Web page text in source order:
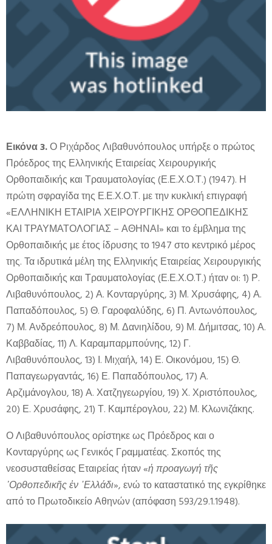
Εικόνα 3.Ο Ριχάρδος Λιβαθυνόπουλος υπήρξε ο πρώτος
Πρόεδρος της Ελληνικής Εταιρείας Χειρουργικής
Ορθοπαιδικής και Τραυματολογίας (Ε.Ε.Χ.Ο.Τ.) (1947). Η
πρώτη σφραγίδα της Ε.Ε.Χ.Ο.Τ. με την κυκλική επιγραφή
«ΕΛΛΗΝΙΚΗ ΕΤΑΙΡΙΑ ΧΕΙΡΟΥΡΓΙΚΗΣ ΟΡΘΟΠΕΔΙΚΗΣ
ΚΑΙ ΤΡΑΥΜΑΤΟΛΟΓΙΑΣ – ΑΘΗΝΑΙ» και το έμβλημα της
Ορθοπαιδικής με έτος ίδρυσης το 1947 στο κεντρικό μέρος
της. Τα ιδρυτικά μέλη της Ελληνικής Εταιρείας Χειρουργικής
Ορθοπαιδικής και Τραυματολογίας (Ε.Ε.Χ.Ο.Τ.) ήταν οι: 1) Ρ.
Λιβαθυνόπουλος, 2) Α. Κονταργύρης, 3) Μ. Χρυσάφης, 4) Α.
Παπαδόπουλος, 5) Θ. Γαροφαλύδης, 6) Π. Αντωνόπουλος,
7) Μ. Ανδρεόπουλος, 8) Μ. Δανιηλίδου, 9) Μ. Δήμιτσας, 10) Α.
Καββαδίας, 11) Λ. Καραμπαρμπούνης, 12) Γ.
Λιβαθυνόπουλος, 13) Ι. Μιχαήλ, 14) Ε. Οικονόμου, 15) Θ.
Παπαγεωργαντάς, 16) Ε. Παπαδόπουλος, 17) Α.
Αρζιμάνογλου, 18) Α. Χατζηγεωργίου, 19) Χ. Χριστόπουλος,
20) Ε. Χρυσάφης, 21) Τ. Καμπέρογλου, 22) Μ. Κλωνιζάκης.
Ο Λιβαθυνόπουλος ορίστηκε ως Πρόεδρος και ο
Κονταργύρης ως Γενικός Γραμματέας. Σκοπός της
νεοσυσταθείσας Εταιρείας ήταν «ἡ προαγωγή τῆς
᾿Ορθοπεδικῆς ἐν ῾Ελλάδι», ενώ το καταστατικό της εγκρίθηκε
από το Πρωτοδικείο Αθηνών (απόφαση 593/29.1.1948).